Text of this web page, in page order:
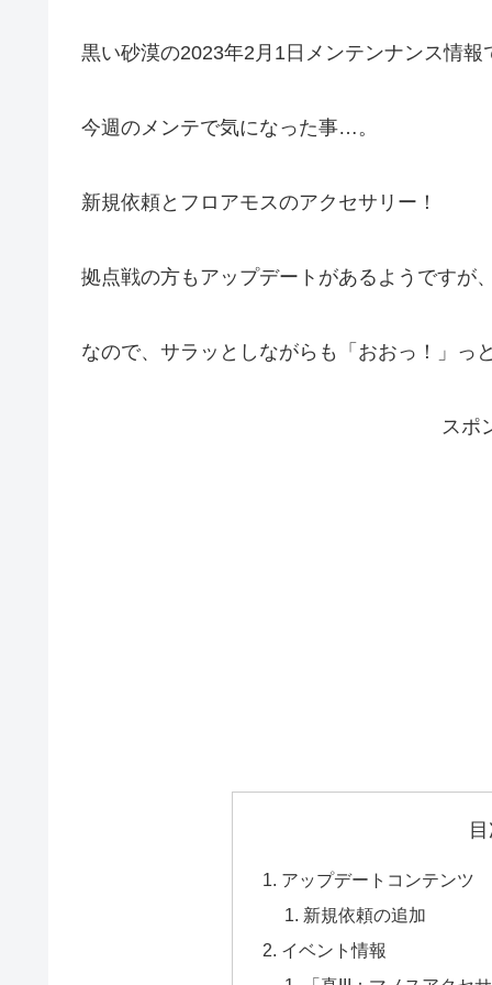
黒い砂漠の2023年2月1日メンテンナンス情
今週のメンテで気になった事…。
新規依頼とフロアモスのアクセサリー！
拠点戦の方もアップデートがあるようですが
なので、サラッとしながらも「おおっ！」っ
スポ
アップデートコンテンツ
新規依頼の追加
イベント情報